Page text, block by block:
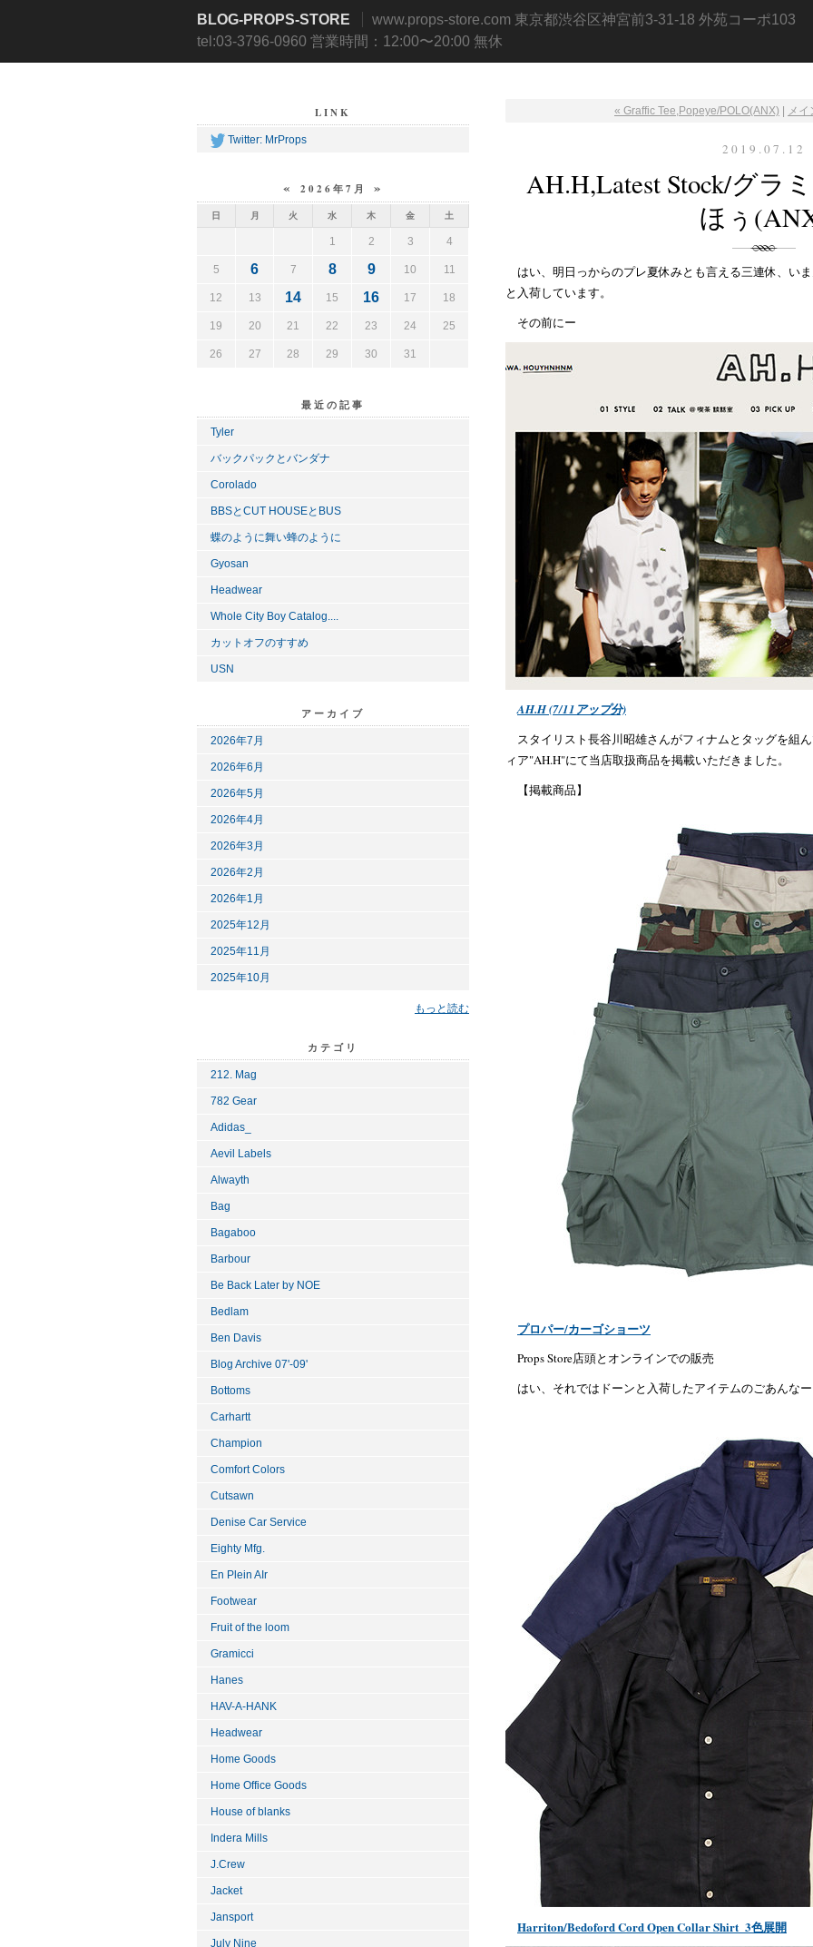
BLOG-PROPS-STORE
www.props-store.com 東京都渋谷区神宮前3-31-18 外苑コーポ103
tel:03-3796-0960 営業時間：12:00〜20:00 無休
LINK
Twitter: MrProps
« 2026年7月 »
日 月 火 水 木 金 土
1 2 3 4
5 6 7 8 9 10 11
12 13 14 15 16 17 18
19 20 21 22 23 24 25
26 27 28 29 30 31
最近の記事
Tyler
バックパックとバンダナ
Corolado
BBSとCUT HOUSEとBUS
蝶のように舞い蜂のように
Gyosan
Headwear
Whole City Boy Catalog....
カットオフのすすめ
USN
アーカイブ
2026年7月
2026年6月
2026年5月
2026年4月
2026年3月
2026年2月
2026年1月
2025年12月
2025年11月
2025年10月
もっと読む
カテゴリ
212. Mag
782 Gear
Adidas_
Aevil Labels
Alwayth
Bag
Bagaboo
Barbour
Be Back Later by NOE
Bedlam
Ben Davis
Blog Archive 07'-09'
Bottoms
Carhartt
Champion
Comfort Colors
Cutsawn
Denise Car Service
Eighty Mfg.
En Plein AIr
Footwear
Fruit of the loom
Gramicci
Hanes
HAV-A-HANK
Headwear
Home Goods
Home Office Goods
House of blanks
Indera Mills
J.Crew
Jacket
Jansport
July Nine
« Graffic Tee,Popeye/POLO(ANX) メイ
2019.07.12
AH.H,Latest Stock/グラ
ほぅ
はい、明日っからのプレ夏休みとも言える三連休、い
と入荷しています。
その前にー
AH.H (7/11アップ分)
スタイリスト長谷川昭雄さんがフィナムとタッグを組
ィア"AH.H"にて当店取扱商品を掲載いただきました。
【掲載商品】
プロパー/カーゴショーツ
Props Store店頭とオンラインでの販売
はい、それではドーンと入荷したアイテムのごあんな
Harriton/Bedoford Cord Open Collar Shirt_3色展開